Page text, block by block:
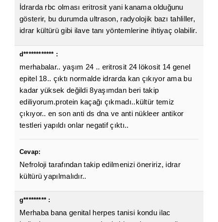
İdrarda rbc olması eritrosit yani kanama olduğunu
gösterir, bu durumda ultrason, radyolojik bazı tahliller,
idrar kültürü gibi ilave tanı yöntemlerine ihtiyaç olabilir.
d************ :
merhabalar.. yaşım 24 .. eritrosit 24 lökosit 14 genel
epitel 18.. çıktı normalde idrarda kan çıkıyor ama bu
kadar yüksek değildi 8yaşımdan beri takip
ediliyorum.protein kaçağı çıkmadı..kültür temiz
çıkıyor.. en son anti ds dna ve anti nükleer antikor
testleri yapıldı onlar negatif çıktı..
Cevap:
Nefroloji tarafından takip edilmenizi öneririz, idrar
kültürü yapılmalıdır..
g********* :
Merhaba bana genital herpes tanisi kondu ilac